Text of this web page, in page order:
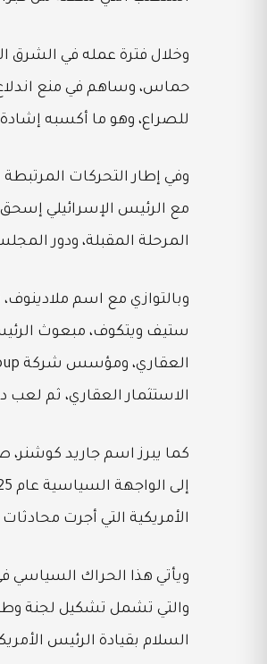
وخلال فترة عمله في الشرق
حماس، وساهم في منع
للصراع، وهو ما أكسبه
وفي إطار التحركات
مع الرئيس الإسرائيلي إسحق
المرحلة المقبلة، ودور
وبالتوازي مع اسم
ستيف ويتكوف، مبعوث
الاستثمار العقاري، ثم لعب
كما يبرز اسم جاريد كوشنر،
الأمريكية التي أجرت
ويأتي هذا الحراك السياسي
والتي تشمل تشكيل لجنة
السلام بقيادة الرئيس